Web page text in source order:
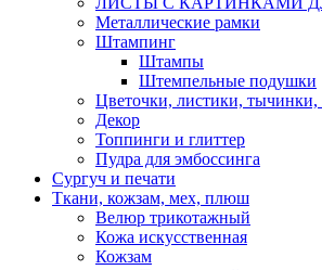
Металлические рамки
Штампинг
Штампы
Штемпельные подушки
Цветочки, листики, тычинки,
Декор
Топпинги и глиттер
Пудра для эмбоссинга
Сургуч и печати
Ткани, кожзам, мех, плюш
Велюр трикотажный
Кожа искусственная
Кожзам